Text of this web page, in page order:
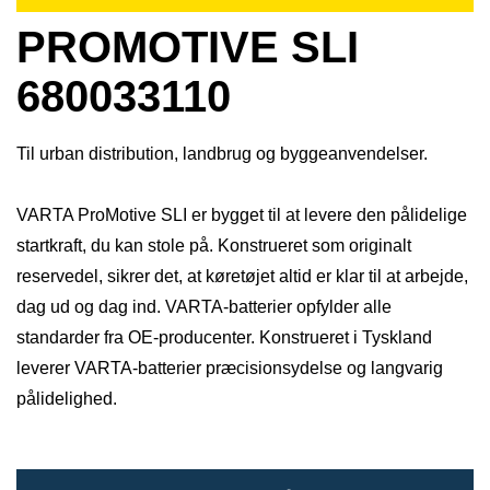
PROMOTIVE SLI
680033110
Til urban distribution, landbrug og byggeanvendelser.
VARTA ProMotive SLI er bygget til at levere den pålidelige
startkraft, du kan stole på. Konstrueret som originalt
reservedel, sikrer det, at køretøjet altid er klar til at arbejde,
dag ud og dag ind. VARTA-batterier opfylder alle
standarder fra OE-producenter. Konstrueret i Tyskland
leverer VARTA-batterier præcisionsydelse og langvarig
pålidelighed.